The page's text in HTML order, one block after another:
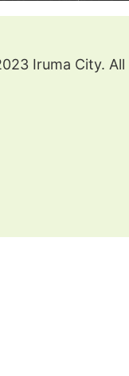
Iruma City. All